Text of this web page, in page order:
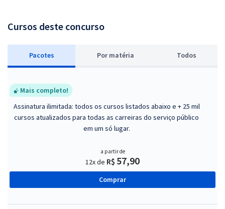
Cursos deste concurso
Pacotes Por matéria Todos
Mais completo!
Assinatura ilimitada: todos os cursos listados abaixo e + 25 mil
cursos atualizados para todas as carreiras do serviço público
em um só lugar.
a partir de
12x de R$ 57,90
Comprar